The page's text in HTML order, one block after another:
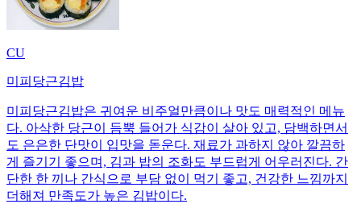
CU
미피당근김밥
미피당근김밥은 귀여운 비주얼만큼이나 맛도 매력적인 메뉴
다. 아삭한 당근이 듬뿍 들어가 식감이 살아 있고, 담백하면서
도 은은한 단맛이 입맛을 돋운다. 재료가 과하지 않아 깔끔하
게 즐기기 좋으며, 김과 밥의 조화도 부드럽게 어우러진다. 간
단한 한 끼나 간식으로 부담 없이 먹기 좋고, 건강한 느낌까지
더해져 만족도가 높은 김밥이다.